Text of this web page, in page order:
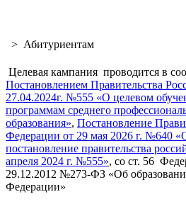
> Абитуриентам
Целевая кампания проводится в
Постановлением Правительства
27.04.2024г. №555 «О целевом
программам среднего
образования», Постановление
Федерации от 29 мая 2026 г. №640
постановление правительства
апреля 2024 г. №555», со ст. 56
29.12.2012 №273-ФЗ «Об
Федерации»